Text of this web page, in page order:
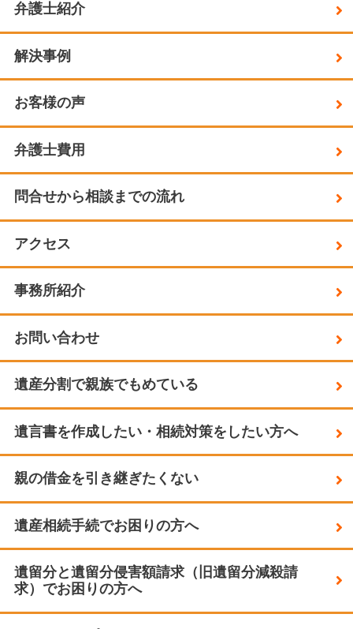
弁護士紹介
解決事例
お客様の声
弁護士費用
問合せから相談までの流れ
アクセス
事務所紹介
お問い合わせ
遺産分割で親族でもめている
遺言書を作成したい・相続対策をしたい方へ
親の借金を引き継ぎたくない
遺産相続手続でお困りの方へ
遺留分と遺留分侵害額請求（旧遺留分減殺請
求）でお困りの方へ